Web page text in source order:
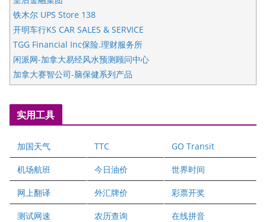
铁木尔 UPS Store 138
开明车行KS CAR SALES & SERVICE
TGG Financial Inc保险.理财服务所
闲派网-加拿大易经风水预测顾问中心
加拿大赛智公司-脑保健系列产品
五星国艺拍卖及评估公司
国际注册执业营养师公会
爱德华连锁酒店万锦分店
健健宝公司
二十一世纪美联地产公司
全球趋势移民留学
盛达资本
正点印艺设计
实用工具
加国天气 TTC GO Transit
机场航班 今日油价 世界时间
网上翻译 外汇牌价 彩票开奖
测试网速 农历查询 在线拼音